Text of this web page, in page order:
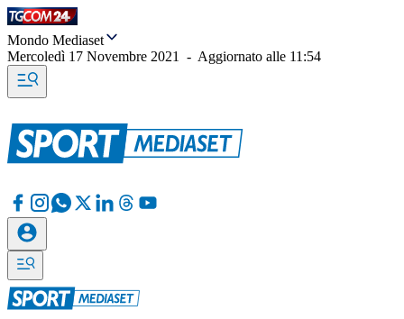
Mondo Mediaset
Mercoledì 17 Novembre 2021
- Aggiornato alle 11:54